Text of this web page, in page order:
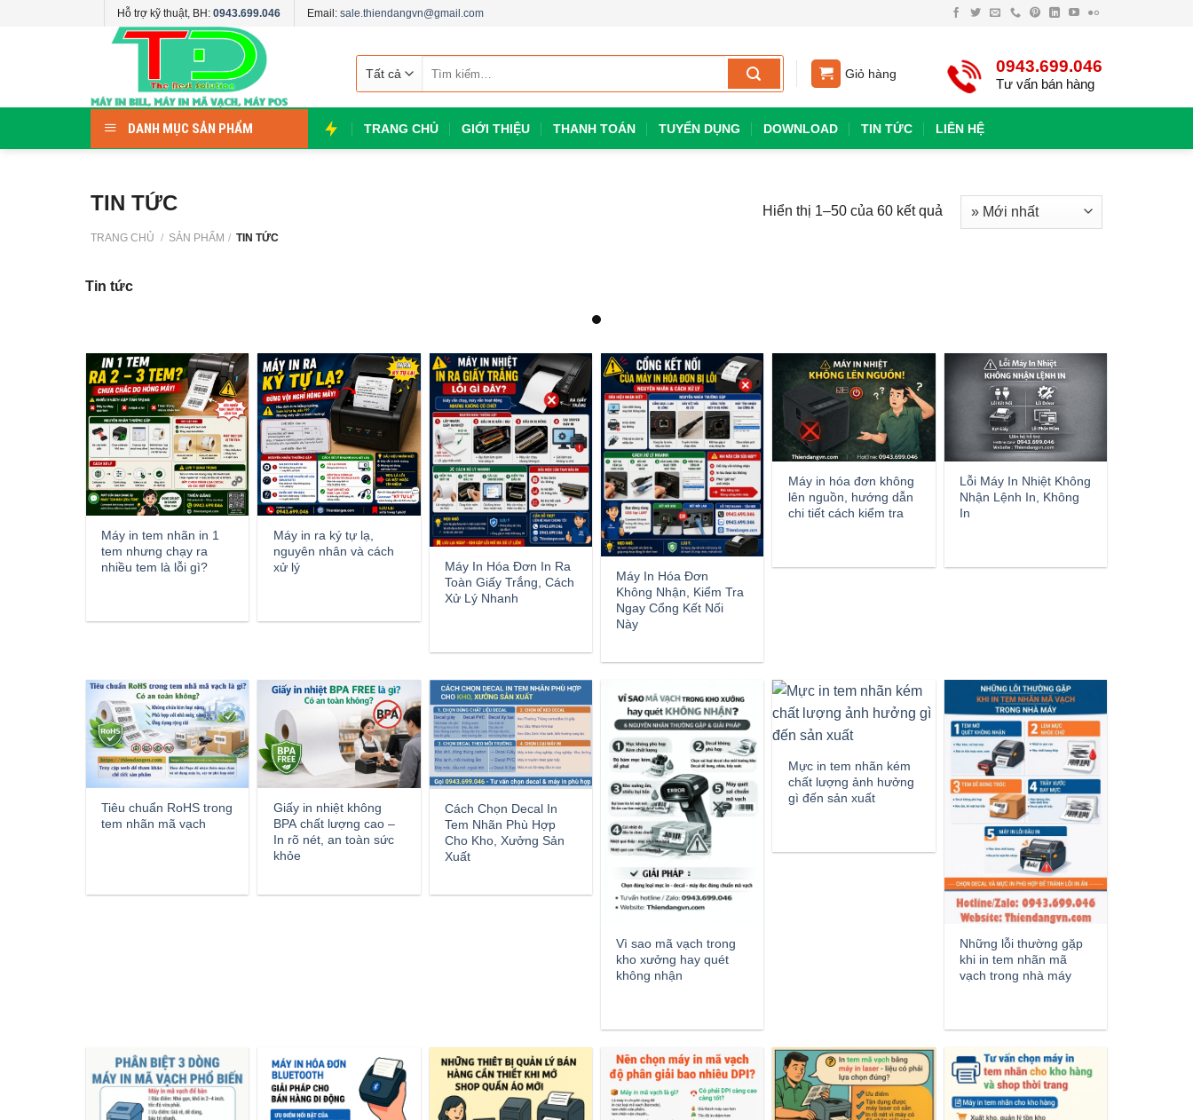
Hỗ trợ kỹ thuật, BH: 0943.699.046 Email: sale.thiendangvn@gmail.com
kiếm:
Giỏ hàng 0943.699.046
Tư vấn bán hàng
DANH MỤC SẢN PHẨM TRANG CHỦ GIỚI THIỆU THANH TOÁN TUYỂN DỤNG DOWNLOAD TIN TỨC LIÊN HỆ
TIN TỨC
TRANG CHỦ / SẢN PHẨM / TIN TỨC
Hiển thị 1–50 của 60 kết quả
Tin tức
Máy in tem nhãn in 1
tem nhưng chạy ra
nhiều tem là lỗi gì?
Máy in ra ký tự lạ,
nguyên nhân và cách
xử lý
Máy In Hóa Đơn In Ra
Toàn Giấy Trắng, Cách
Xử Lý Nhanh
Máy In Hóa Đơn
Không Nhận, Kiểm Tra
Ngay Cổng Kết Nối
Này
Máy in hóa đơn không
lên nguồn, hướng dẫn
chi tiết cách kiểm tra
Lỗi Máy In Nhiệt Không
Nhận Lệnh In, Không
In
Tiêu chuẩn RoHS trong
tem nhãn mã vạch
Giấy in nhiệt không
BPA chất lượng cao –
In rõ nét, an toàn sức
khỏe
Cách Chọn Decal In
Tem Nhãn Phù Hợp
Cho Kho, Xưởng Sản
Xuất
Vì sao mã vạch trong
kho xưởng hay quét
không nhận
Mực in tem nhãn kém
chất lượng ảnh hưởng
gì đến sản xuất
Những lỗi thường gặp
khi in tem nhãn mã
vạch trong nhà máy